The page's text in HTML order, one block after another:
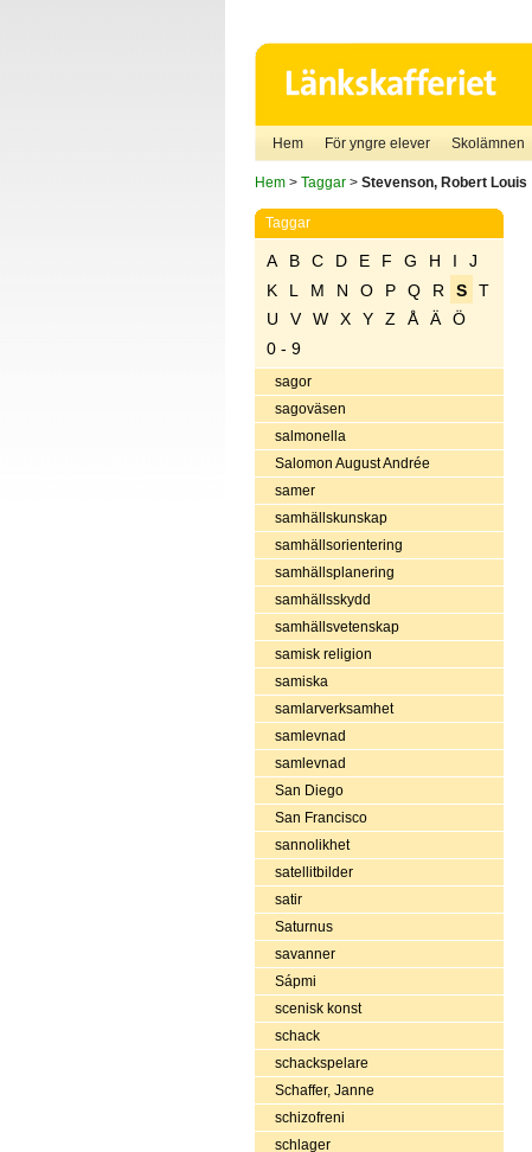
Hem För yngre elever Skolämnen
Hem> Taggar> Stevenson, Robert Louis
Taggar
A B C D E F G H I
J
K
L M N O P Q R S
T
U
V W X Y Z Å Ä
Ö
0 - 9
sagor
sagoväsen
salmonella
Salomon August Andrée
samer
samhällskunskap
samhällsorientering
samhällsplanering
samhällsskydd
samhällsvetenskap
samisk religion
samiska
samlarverksamhet
samlevnad
samlevnad
San Diego
San Francisco
sannolikhet
satellitbilder
satir
Saturnus
savanner
Sápmi
scenisk konst
schack
schackspelare
Schaffer, Janne
schizofreni
schlager